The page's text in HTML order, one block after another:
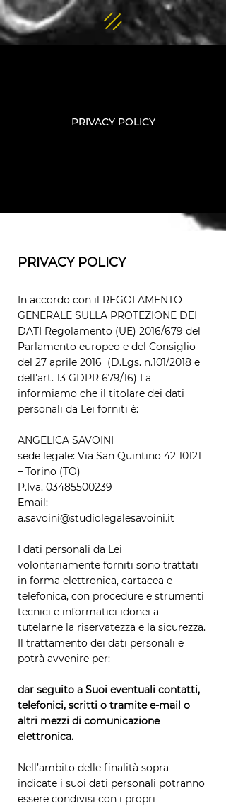
PRIVACY POLICY
PRIVACY POLICY
In accordo con il REGOLAMENTO
GENERALE SULLA PROTEZIONE DEI
DATI Regolamento (UE) 2016/679 del
Parlamento europeo e del Consiglio
del 27 aprile 2016 (D.Lgs. n.101/2018 e
dell'art. 13 GDPR 679/16) La
informiamo che il titolare dei dati
personali da Lei forniti è:
ANGELICA SAVOINI
sede legale: Via San Quintino 42 10121
– Torino (TO)
P.Iva. 03485500239
Email:
a.savoini@studiolegalesavoini.it
I dati personali da Lei
volontariamente forniti sono trattati
in forma elettronica, cartacea e
telefonica, con procedure e strumenti
tecnici e informatici idonei a
tutelarne la riservatezza e la sicurezza.
Il trattamento dei dati personali e
potrà avvenire per:
dar seguito a Suoi eventuali contatti,
telefonici, scritti o tramite e-mail o
altri mezzi di comunicazione
elettronica.
Nell’ambito delle finalità sopra
indicate i suoi dati personali potranno
essere condivisi con i propri